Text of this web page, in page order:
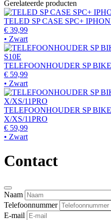
Gerelateerde producten
TELED SP CASE SPC+
€ 39,99
• Zwart
TELEFOONHOUDER SP
€ 59,99
• Zwart
TELEFOONHOUDER SP
X/XS/11PRO
€ 59,99
• Zwart
Contact
Naam
Telefoonnummer
E-mail